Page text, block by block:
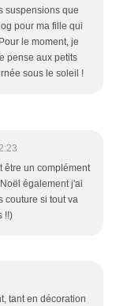
suspensions que
pour ma fille qui
le moment, je
pense aux petits
sous le soleil !
être un complément
également j'ai
couture si tout va
!!)
tant en décoration